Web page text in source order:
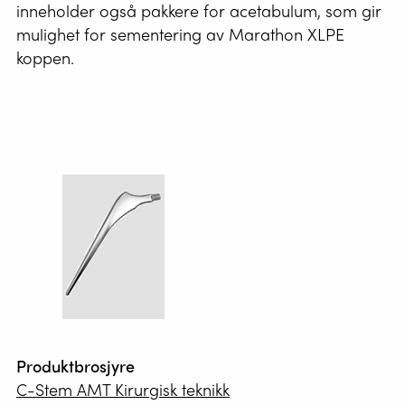
inneholder også pakkere for acetabulum, som gir
mulighet for sementering av Marathon XLPE
koppen.
Produktbrosjyre
C-Stem AMT Kirurgisk teknikk